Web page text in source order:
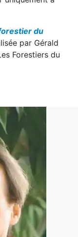
du
par Gérald
Forestiers du